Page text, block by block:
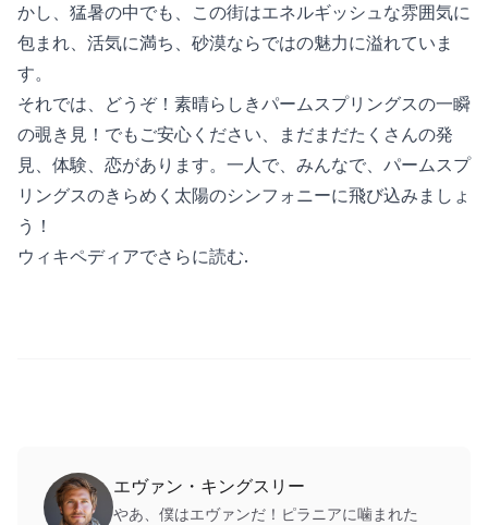
かし、猛暑の中でも、この街はエネルギッシュな雰囲気に
包まれ、活気に満ち、砂漠ならではの魅力に溢れていま
す。
それでは、どうぞ！素晴らしきパームスプリングスの一瞬
の覗き見！でもご安心ください、まだまだたくさんの発
見、体験、恋があります。一人で、みんなで、パームスプ
リングスのきらめく太陽のシンフォニーに飛び込みましょ
う！
ウィキペディアでさらに読む.
エヴァン・キングスリー
やあ、僕はエヴァンだ！ピラニアに噛まれた